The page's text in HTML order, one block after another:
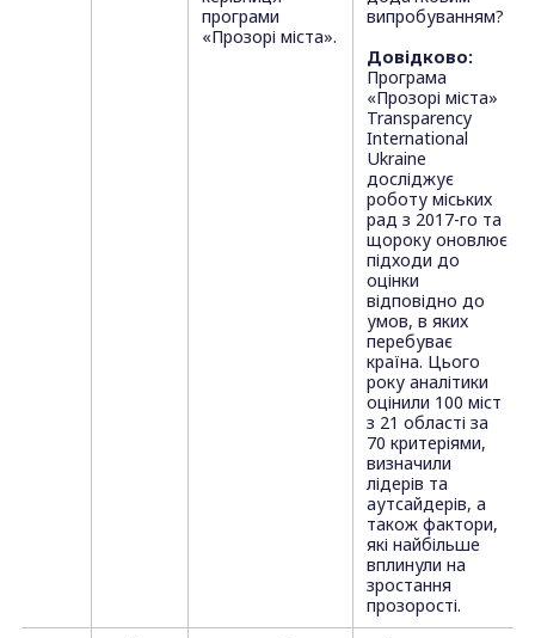
програми
«Прозорі міста».
випробуванням?
Довідково:
Програма
«Прозорі міста»
Transparency
International
Ukraine
досліджує
роботу міських
рад з 2017-го та
щороку оновлює
підходи до
оцінки
відповідно до
умов, в яких
перебуває
країна. Цього
року аналітики
оцінили 100 міст
з 21 області за
70 критеріями,
визначили
лідерів та
аутсайдерів, а
також фактори,
які найбільше
вплинули на
зростання
прозорості.